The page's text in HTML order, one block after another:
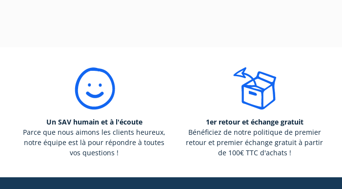
Un SAV humain et à l'écoute
Parce que nous aimons les clients heureux,
notre équipe est là pour répondre à toutes
vos questions !
1er retour et échange gratuit
Bénéficiez de notre politique de premier
retour et premier échange gratuit à partir
de 100€ TTC d'achats !